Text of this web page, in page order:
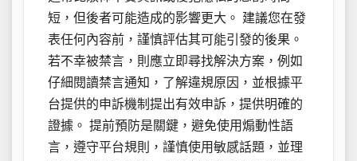
短，但後者可能造成的影響更大。 建議您在發
表任何內容前，謹慎評估其可能引發的後果。
若不幸被禁言，則應立即尋找解決方案，例如
仔細閱讀禁言通知，了解違規原因，並根據平
台提供的申訴機制提出有效申訴，提供明確的
證據。 提前預防是關鍵，避免使用煽動性語
言，遵守平台規則，謹慎使用敏感話題，並理